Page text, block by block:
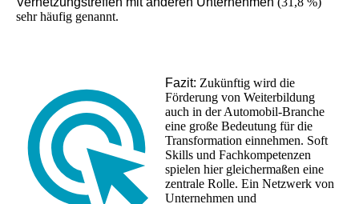
sehr häufig genannt.
Fazit: Zukünftig wird die
Förderung von Weiterbildung
auch in der Automobil-Branche
eine große Bedeutung für die
Transformation einnehmen. Soft
Skills und Fachkompetenzen
spielen hier gleichermaßen eine
zentrale Rolle. Ein Netzwerk von
Unternehmen und